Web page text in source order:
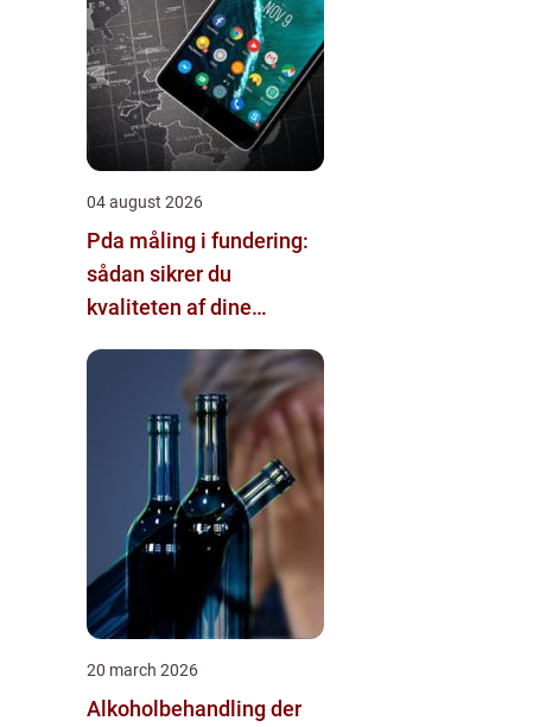
04 august 2026
Pda måling i fundering:
sådan sikrer du
kvaliteten af dine
20 march 2026
Alkoholbehandling der